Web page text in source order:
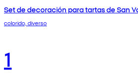
Set de decoración para tartas de San
colorido, diverso
1